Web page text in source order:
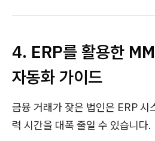
4. ERP를 활용한
자동화 가이드
금융 거래가 잦은 법인은 ERP 시
력 시간을 대폭 줄일 수 있습니다.